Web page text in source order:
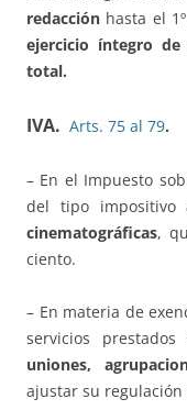
redacción hasta el
ejercicio íntegro
total.
IVA. Arts. 75 al 79.
– En el Impuesto
del tipo impositivo
cinematográficas,
ciento.
– En materia de
servicios
uniones,
ajustar su regulación